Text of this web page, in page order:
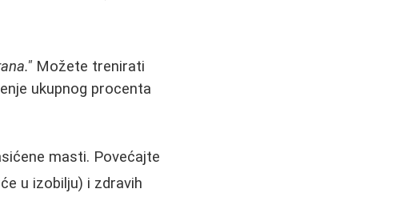
Možete trenirati
ukupnog procenta
masti. Povećajte
u izobilju) i zdravih